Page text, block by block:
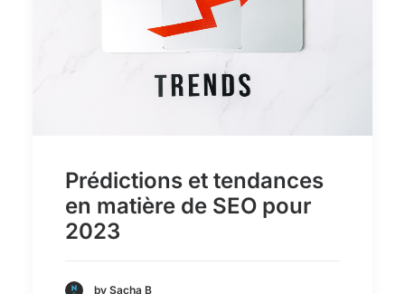
Prédictions et tendances
en matière de SEO pour
2023
by Sacha B